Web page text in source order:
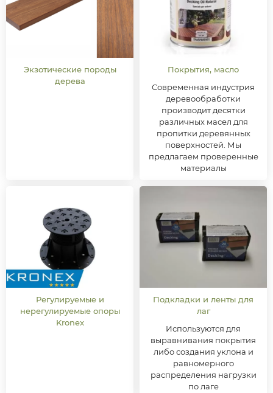
Экзотические породы
дерева
Покрытия, масло
Современная индустрия
деревообработки
производит десятки
различных масел для
пропитки деревянных
поверхностей. Мы
предлагаем проверенные
материалы
Регулируемые и
нерегулируемые опоры
Kronex
Подкладки и ленты для
лаг
Используются для
выравнивания покрытия
либо создания уклона и
равномерного
распределения нагрузки
по лаге